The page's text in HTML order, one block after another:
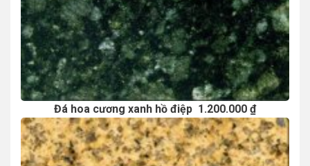
Đá hoa cương xanh hồ điệp 1.200.000 ₫